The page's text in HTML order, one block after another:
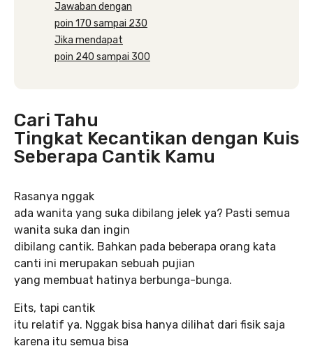
Jawaban dengan
poin 170 sampai 230
Jika mendapat
poin 240 sampai 300
Cari Tahu
Tingkat Kecantikan dengan Kuis
Seberapa Cantik Kamu
Rasanya nggak
ada wanita yang suka dibilang jelek ya? Pasti semua
wanita suka dan ingin
dibilang cantik. Bahkan pada beberapa orang kata
canti ini merupakan sebuah pujian
yang membuat hatinya berbunga-bunga.
Eits, tapi cantik
itu relatif ya. Nggak bisa hanya dilihat dari fisik saja
karena itu semua bisa